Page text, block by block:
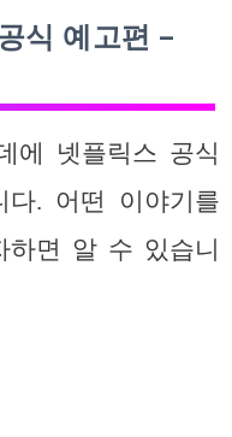
식 예고편 –
에 넷플릭스 공식
다. 어떤 이야기를
하면 알 수 있습니